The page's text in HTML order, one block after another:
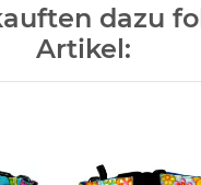
dazu
Artikel: